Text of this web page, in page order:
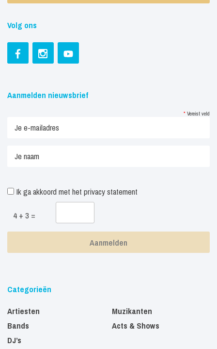
Volg ons
Aanmelden nieuwsbrief
* Vereist veld
Ik ga akkoord met het privacy statement
4 + 3 =
Categorieën
Artiesten
Bands
DJ’s
Muzikanten
Acts & Shows